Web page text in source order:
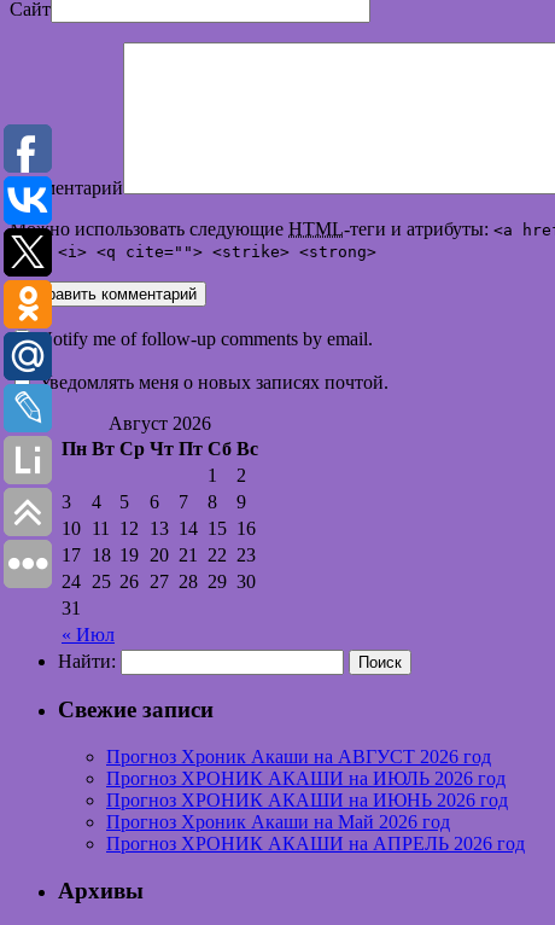
Сайт
Комментарий
Можно использовать следующие HTML-теги и атрибуты: <a
<em> <i> <q cite=""> <strike> <strong>
Notify me of follow-up comments by email.
Уведомлять меня о новых записях почтой.
Август 2026
Пн Вт Ср Чт Пт Сб Вс
« Июл
1
2
3
4 5 6 7 8
9
10 11 12 13 14 15 16
17 18 19 20 21 22 23
24 25 26 27 28 29 30
31
Найти:
Свежие записи
Прогноз Хроник Акаши на АВГУСТ 2026 год
Прогноз ХРОНИК АКАШИ на ИЮЛЬ 2026 год
Прогноз ХРОНИК АКАШИ на ИЮНЬ 2026 год
Прогноз Хроник Акаши на Май 2026 год
Прогноз ХРОНИК АКАШИ на АПРЕЛЬ 2026 год
Архивы